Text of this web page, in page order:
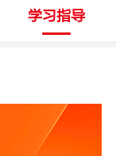
学习指导